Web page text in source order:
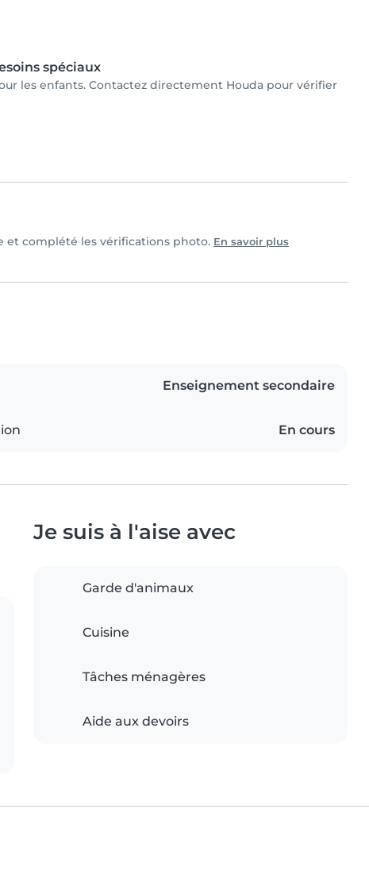
spéciaux
les enfants. Contactez directement Houda pour vérifier
et complété les vérifications photo. En savoir plus
Enseignement secondaire
En cours
Je suis à l'aise avec
Garde d'animaux
Cuisine
Tâches ménagères
Aide aux devoirs